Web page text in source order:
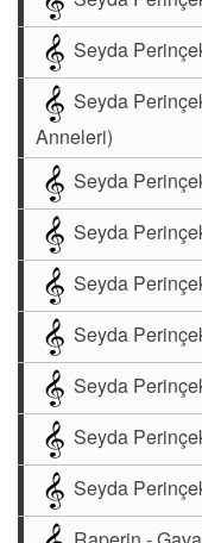
Seyda
Seyda
Anneleri)
Seyda
Seyda
Seyda
Seyda
Seyda
Seyda
Seyda